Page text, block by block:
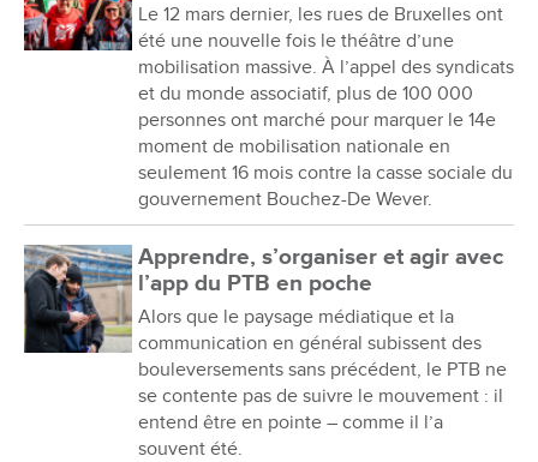
Le 12 mars dernier, les rues de Bruxelles ont
été une nouvelle fois le théâtre d’une
mobilisation massive. À l’appel des syndicats
et du monde associatif, plus de 100 000
personnes ont marché pour marquer le 14e
moment de mobilisation nationale en
seulement 16 mois contre la casse sociale du
gouvernement Bouchez-De Wever.
Apprendre, s’organiser et agir avec
l’app du PTB en poche
Alors que le paysage médiatique et la
communication en général subissent des
bouleversements sans précédent, le PTB ne
se contente pas de suivre le mouvement : il
entend être en pointe – comme il l’a
souvent été.